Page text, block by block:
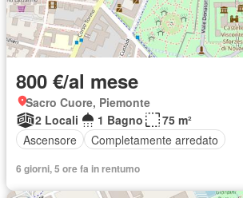
800 €/al mese
Sacro Cuore, Piemonte
2 Locali
1 Bagno
75 m²
Ascensore
Completamente arredato
6 giorni, 5 ore fa in rentumo